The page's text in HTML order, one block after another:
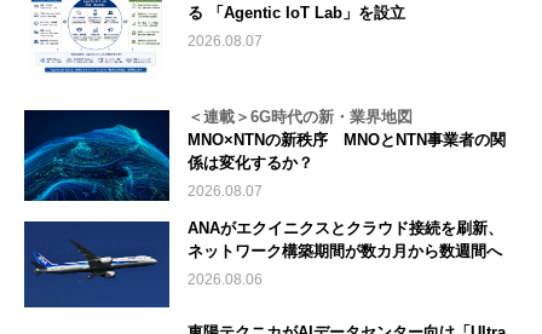
る 「Agentic IoT Lab」を設立
2026.08.07
＜連載＞6G時代の新・業界地図
MNO×NTNの新秩序 MNOとNTN事業者の関
係は変化するか？
2026.08.07
ANAがエクイニクスとクラウド接続を刷新、
ネットワーク構築期間が数カ月から数週間へ
2026.08.06